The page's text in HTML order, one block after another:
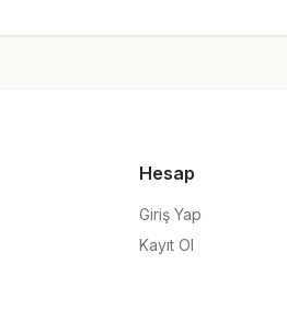
Hesap
Giriş Yap
Kayıt Ol